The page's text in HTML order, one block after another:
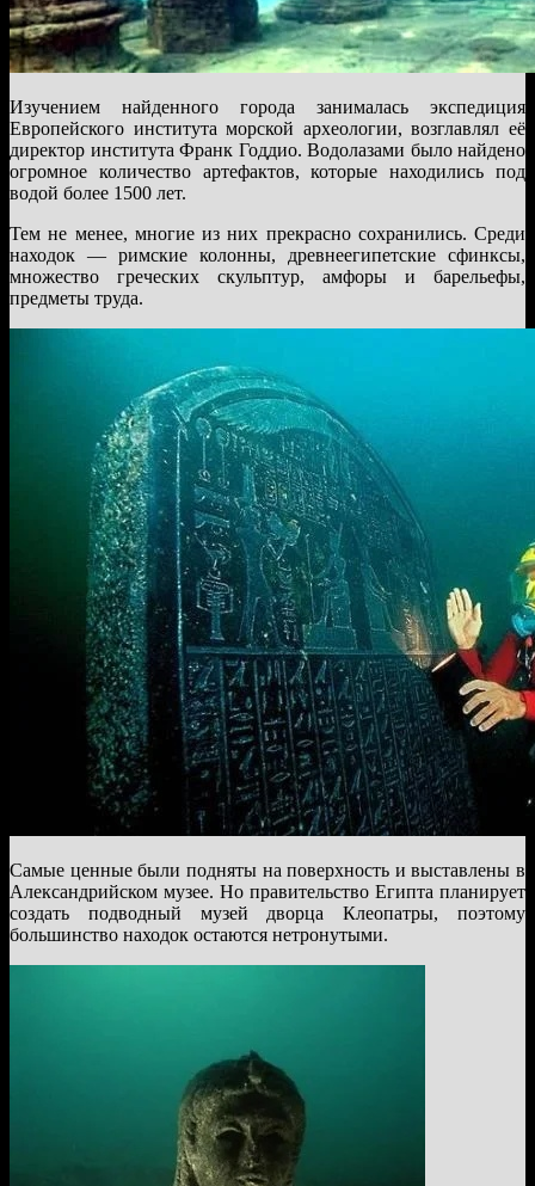
Изучением найденного города занималась экспедиция
Европейского института морской археологии, возглавлял её
директор института Франк Годдио. Водолазами было найдено
огромное количество артефактов, которые находились под
водой более 1500 лет.
Тем не менее, многие из них прекрасно сохранились. Среди
находок — римские колонны, древнеегипетские сфинксы,
множество греческих скульптур, амфоры и барельефы,
предметы труда.
Самые ценные были подняты на поверхность и выставлены в
Александрийском музее. Но правительство Египта планирует
создать подводный музей дворца Клеопатры, поэтому
большинство находок остаются нетронутыми.